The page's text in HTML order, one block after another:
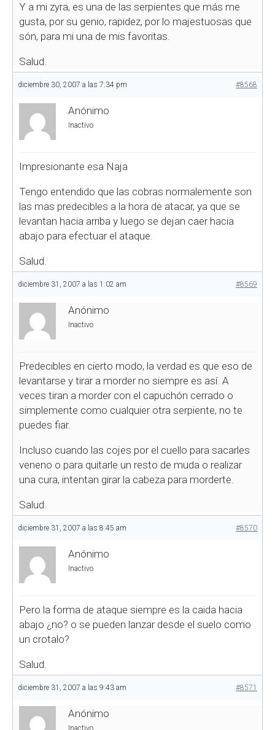
Y a mi zyra, es una de las serpientes que más me
gusta, por su genio, rapidez, por lo majestuosas que
són, para mi una de mis favoritas.
Salud.
diciembre 30, 2007 a las 7:34 pm #8568
Anónimo
Inactivo
Impresionante esa Naja
Tengo entendido que las cobras normalemente son
las mas predecibles a la hora de atacar, ya que se
levantan hacia arriba y luego se dejan caer hacia
abajo para efectuar el ataque.
Salud.
diciembre 31, 2007 a las 1:02 am #8569
Anónimo
Inactivo
Predecibles en cierto modo, la verdad es que eso de
levantarse y tirar a morder no siempre es así. A
veces tiran a morder con el capuchón cerrado o
simplemente como cualquier otra serpiente, no te
puedes fiar.
Incluso cuando las cojes por el cuello para sacarles
veneno o para quitarle un resto de muda o realizar
una cura, intentan girar la cabeza para morderte.
Salud.
diciembre 31, 2007 a las 8:45 am #8570
Anónimo
Inactivo
Pero la forma de ataque siempre es la caida hacia
abajo ¿no? o se pueden lanzar desde el suelo como
un crotalo?
Salud.
diciembre 31, 2007 a las 9:43 am #8571
Anónimo
Inactivo